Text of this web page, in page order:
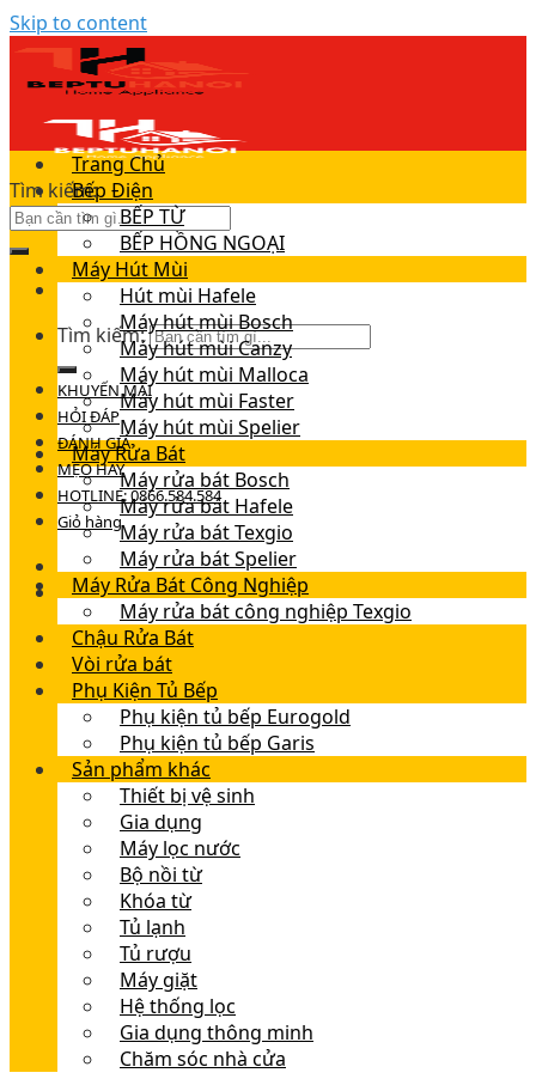
Skip to content
Tìm kiếm:
Tìm kiếm:
KHUYẾN MÃI
HỎI ĐÁP
ĐÁNH GIÁ
MẸO HAY
HOTLINE: 0866.584.584
Giỏ hàng
Trang Chủ
Bếp Điện
BẾP TỪ
BẾP HỒNG NGOẠI
Máy Hút Mùi
Hút mùi Hafele
Máy hút mùi Bosch
Máy hút mùi Canzy
Máy hút mùi Malloca
Máy hút mùi Faster
Máy hút mùi Spelier
Máy Rửa Bát
Máy rửa bát Bosch
Máy rửa bát Hafele
Máy rửa bát Texgio
Máy rửa bát Spelier
Máy Rửa Bát Công Nghiệp
Máy rửa bát công nghiệp Texgio
Chậu Rửa Bát
Vòi rửa bát
Phụ Kiện Tủ Bếp
Phụ kiện tủ bếp Eurogold
Phụ kiện tủ bếp Garis
Sản phẩm khác
Thiết bị vệ sinh
Gia dụng
Máy lọc nước
Bộ nồi từ
Khóa từ
Tủ lạnh
Tủ rượu
Máy giặt
Hệ thống lọc
Gia dụng thông minh
Chăm sóc nhà cửa